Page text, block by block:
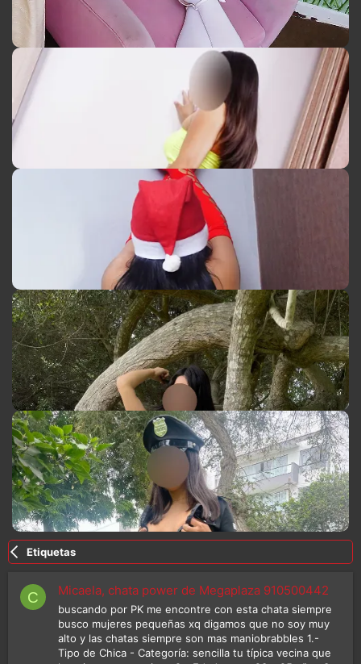
Etiquetas
C Micaela, chata power de Megaplaza 910500442
buscando por PK me encontre con esta chata siempre
busco mujeres pequeñas xq digamos que no soy muy
alto y las chatas siempre son mas maniobrabbles 1.-
Tipo de Chica - Categoría: sencilla tu típica vecina que